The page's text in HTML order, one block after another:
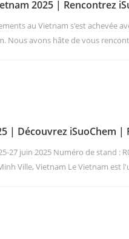
2025 | Rencontrez
au Vietnam s'est achevée
Nous avons hâte de vous
d'appli...
| Découvrez iSuoChem |
d'encres
27 juin 2025 Numéro de stand :
Ville, Vietnam Le Vietnam est